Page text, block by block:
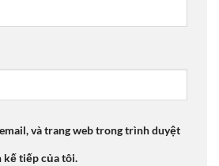
và trang web trong trình duyệt
kế tiếp của tôi.